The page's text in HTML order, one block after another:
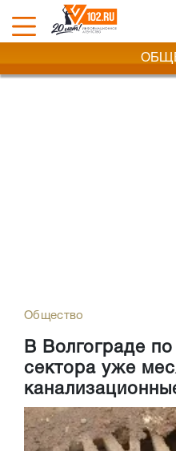
Общество
В Волгограде
сектора уже